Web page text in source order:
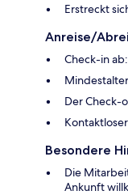
Erstreckt
Anreise/
Check-in
Der Check-
Besondere
Die
Ankunft